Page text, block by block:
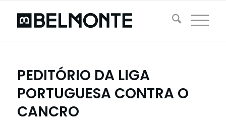
PEDITÓRIO DA LIGA
PORTUGUESA CONTRA O
CANCRO